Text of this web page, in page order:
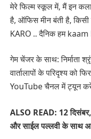
मेरे फिल्म स्कूल में, मैं इन कला
है, ऑफिस मीन बंती है,
KARO .. दैनिक हम
गेम चेंजर के साथ: निर्माता
वार्तालापों के परिदृश्य को
YouTube चैनल में ट्यून करें:
ALSO READ: 12
और साईल पल्लवी के साथ